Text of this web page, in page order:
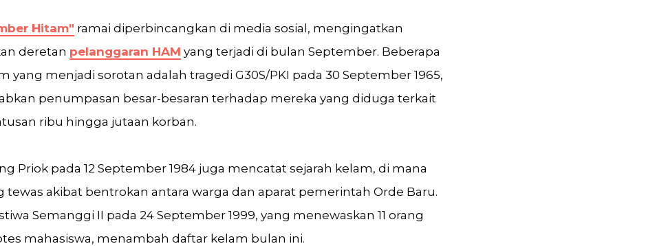
Hitam" ramai diperbincangkan di media sosial, mengingatkan
deretan pelanggaran HAM yang terjadi di bulan September. Beberapa
yang menjadi sorotan adalah tragedi G30S/PKI pada 30 September 1965,
penumpasan besar-besaran terhadap mereka yang diduga terkait
ribu hingga jutaan korban.
Priok pada 12 September 1984 juga mencatat sejarah kelam, di mana
tewas akibat bentrokan antara warga dan aparat pemerintah Orde Baru.
Semanggi II pada 24 September 1999, yang menewaskan 11 orang
mahasiswa, menambah daftar kelam bulan ini.